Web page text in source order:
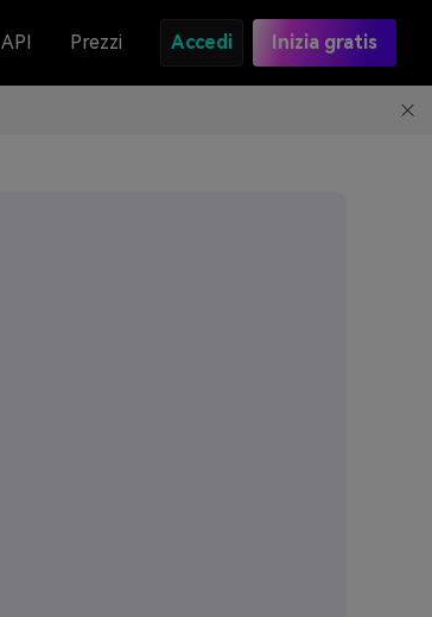
API Prezzi Accedi Inizia gratis